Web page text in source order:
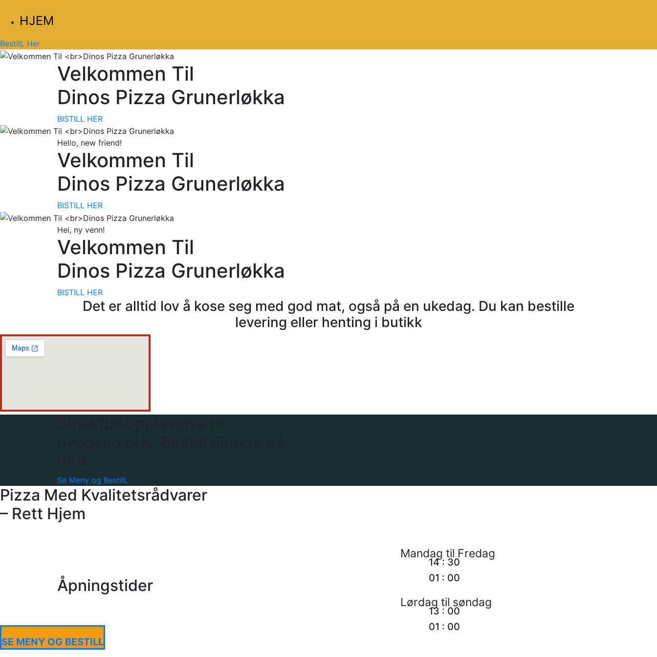
HJEM
BestilL Her
Velkommen Til
Dinos Pizza Grunerløkka
BISTILL HER
Hello, new friend!
Velkommen Til
Dinos Pizza Grunerløkka
BISTILL HER
Hei, ny venn!
Velkommen Til
Dinos Pizza Grunerløkka
BISTILL HER
Det er alltid lov å kose seg med god mat, også på en ukedag. Du kan bestille
levering eller henting i butikk
Se Meny og BestilL
Pizza Med Kvalitetsrådvarer
– Rett Hjem
Åpningstider
Mandag til Fredag
14: 30
01 : 00
Lørdag til søndag
13 : 00
01 : 00
SE MENY OG BESTILL